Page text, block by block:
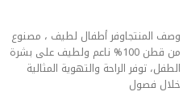
وصف المنتجاوفر أطفال لطيف ، مصنوع
من قطن 100% ناعم ولطيف على بشرة
الطفل، توفر الراحة والتهوية المثالية
خلال فصول